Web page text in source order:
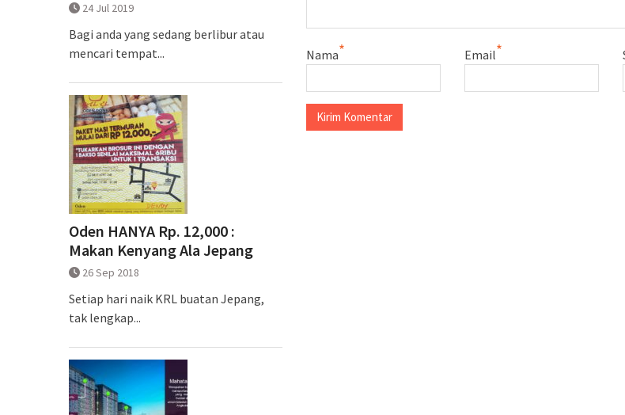
Nama* Email*
24 Jul 2019
Bagi anda yang sedang berlibur atau
mencari tempat...
Oden HANYA Rp. 12,000 :
Makan Kenyang Ala Jepang
26 Sep 2018
Setiap hari naik KRL buatan Jepang,
tak lengkap...